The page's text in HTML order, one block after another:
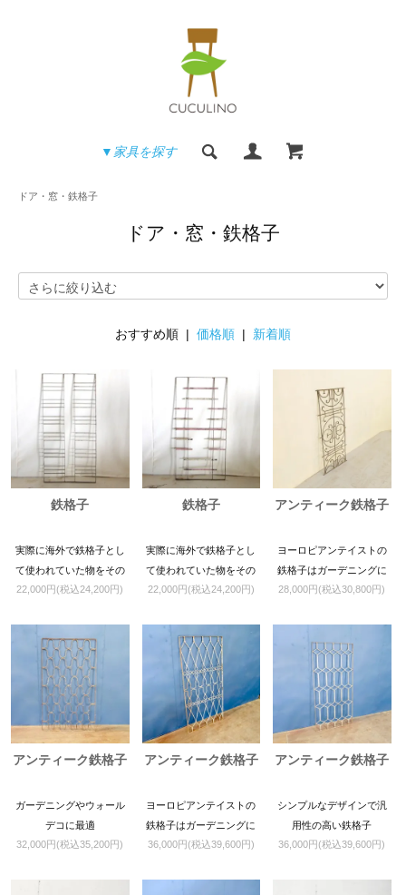
▼家具を探す
ドア・窓・鉄格子
ドア・窓・鉄格子
おすすめ順 | 価格順 | 新着順
鉄格子
実際に海外で鉄格子とし
て使われていた物をその
まま輸入しております。
く、非常に状態の良いア
イテムです。
22,000円(税込24,200円)
鉄格子
実際に海外で鉄格子とし
て使われていた物をその
まま輸入しております。
く、非常に状態の良いア
イテムです。
22,000円(税込24,200円)
アンティーク鉄格子
ヨーロピアンテイストの
鉄格子はガーデニングに
最適
28,000円(税込30,800円)
アンティーク鉄格子
ガーデニングやウォール
デコに最適
32,000円(税込35,200円)
アンティーク鉄格子
ヨーロピアンテイストの
鉄格子はガーデニングに
最適
36,000円(税込39,600円)
アンティーク鉄格子
シンプルなデザインで汎
用性の高い鉄格子
36,000円(税込39,600円)